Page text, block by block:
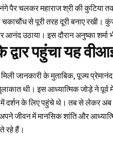
में नंगे पैर चलकर महाराज श्री की
चकाचौंध से पूरी तरह दूरी बनाए
आनंद उठाया। इस दौरान अनुष्का शर्मा
पहुंचा यह
मिली जानकारी के मुताबिक, पूज्य
थी। इस आध्यात्मिक जोड़े ने पूर्व
दर्शन के लिए पहुंचे थे। तब से लेकर
अपने जीवन में मानसिक शांति और
रहे हैं।